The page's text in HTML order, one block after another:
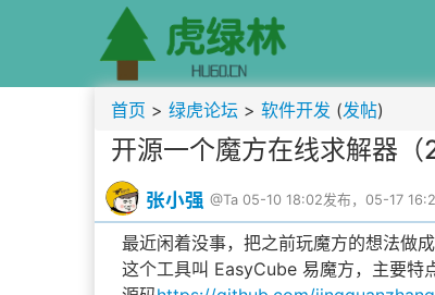
首页 > 绿虎论坛 > 软件开发 (发帖)
开源一个魔方在线求解器（
张小强 @Ta 05-10 18:02发布，05-17
最近闲着没事，把之前玩魔方的想法做
这个工具叫 EasyCube 易魔方，主要特